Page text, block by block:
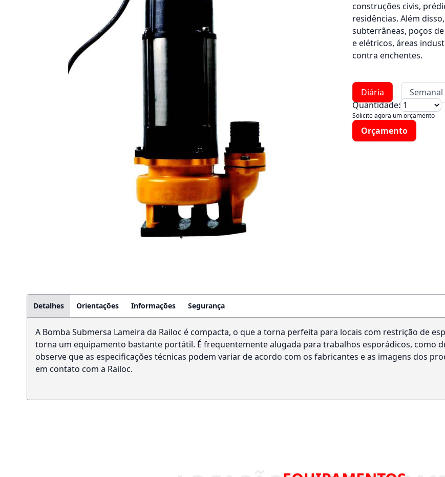
construções civis,
residências. Além
subterrâneas, poços
e elétricos, áreas
contra enchentes.
Diária Semanal
Quantidade:
Solicite agora um orçamento
Orçamento
Detalhes Orientações Informações Segurança
A Bomba Submersa Lameira da Railoc é compacta, o que a torna perfeita para locais com restrição de
torna um equipamento bastante portátil. É frequentemente alugada para trabalhos esporádicos, como
observe que as especificações técnicas podem variar de acordo com os fabricantes e as imagens dos
em contato com a Railoc.